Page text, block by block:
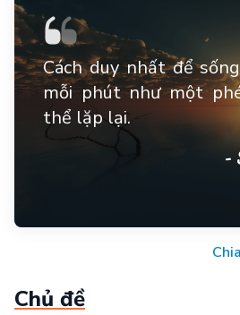
Cách duy nhất để
mỗi phút như một
thể lặp lại.
-
Chủ đề